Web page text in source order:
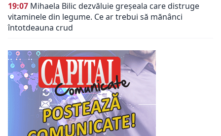
19:07 Mihaela Bilic dezvăluie greșeala care distruge
vitaminele din legume. Ce ar trebui să mănânci
întotdeauna crud